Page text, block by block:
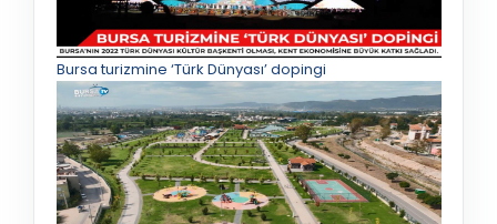
Bursa turizmine ‘Türk Dünyası’ dopingi